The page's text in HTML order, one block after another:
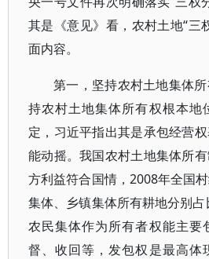
其是《意见》看，农村土地“三
面内容。
第一，坚持农村土地集体
持农村土地集体所有权根本地
定，习近平指出其是承包经营
能动摇。我国农村土地集体所
方利益符合国情，2008年全国
集体、乡镇集体所有耕地分别占
农民集体作为所有者权能主要
督、收回等，发包权是最高体